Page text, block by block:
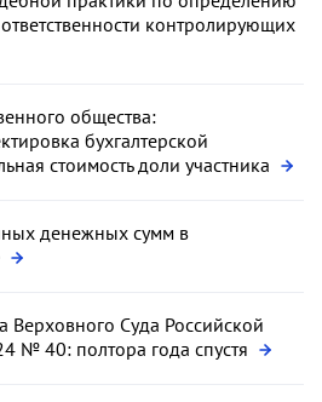
контролирующих
общества:
бухгалтерской
стоимость доли участника
денежных сумм в
Верховного Суда Российской
№ 40: полтора года спустя